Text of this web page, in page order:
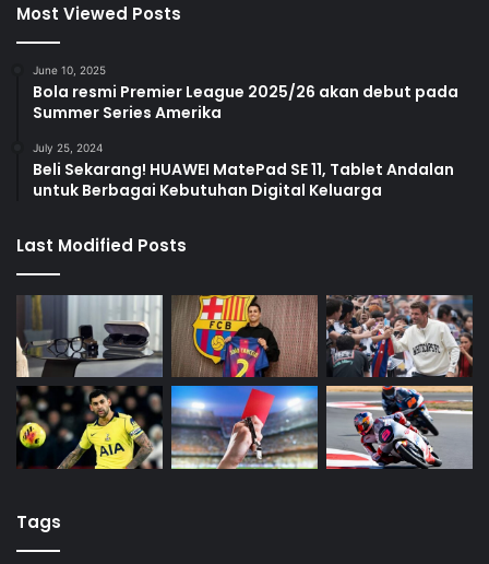
Most Viewed Posts
June 10, 2025
Bola resmi Premier League 2025/26 akan debut pada
Summer Series Amerika
July 25, 2024
Beli Sekarang! HUAWEI MatePad SE 11, Tablet Andalan
untuk Berbagai Kebutuhan Digital Keluarga
Last Modified Posts
Tags